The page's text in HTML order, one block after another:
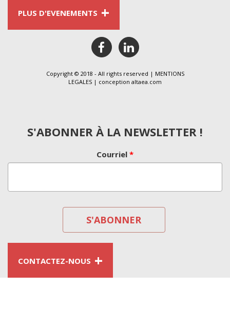
PLUS D'EVENEMENTS +
facebooklinkedin
Copyright © 2018 - All rights reserved | MENTIONS
LEGALES | conception altaea.com
S'ABONNER À LA NEWSLETTER !
Courriel *
CONTACTEZ-NOUS +